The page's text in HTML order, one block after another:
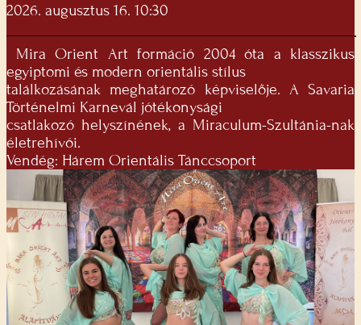
2026. augusztus 16. 10:30
Mira Orient Art formáció 2004 óta a klasszikus
egyiptomi és modern orientális stílus
találkozásának meghatározó képviselője. A Savaria
Történelmi Karnevál jótékonysági
csatlakozó helyszínének, a Miraculum-Szultánia-nak
életrehívói.
Vendég: Hárem Orientális Tánccsoport